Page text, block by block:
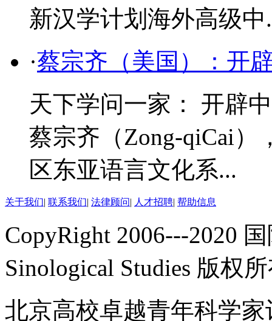
新汉学计划海外高级中
·蔡宗齐（美国）：开
天下学问一家： 开辟
蔡宗齐（Zong-qiCai）
区东亚语言文化系...
关于我们| 联系我们| 法律顾问| 人才招聘| 帮助信息
CopyRight 2006---2020
Sinological Studies 版权
北京高校卓越青年科学